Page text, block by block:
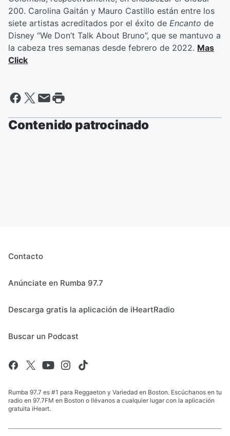
200. Carolina Gaitán y Mauro Castillo están entre los
siete artistas acreditados por el éxito de Encanto de
Disney “We Don’t Talk About Bruno”, que se mantuvo a
la cabeza tres semanas desde febrero de 2022. Mas
Click
Contenido patrocinado
Contacto
Anúnciate en Rumba 97.7
Descarga gratis la aplicación de iHeartRadio
Buscar un Podcast
Rumba 97.7 es #1 para Reggaeton y Variedad en Boston. Escúchanos en tu
radio en 97.7FM en Boston o llévanos a cualquier lugar con la aplicación
gratuita iHeart.